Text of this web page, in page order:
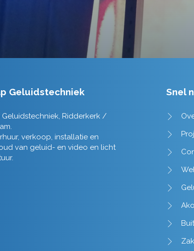
Geluidstechniek
Geluidstechniek, Ridderkerk /
verkoop, installatie en
van geluid- en video en licht
Snel